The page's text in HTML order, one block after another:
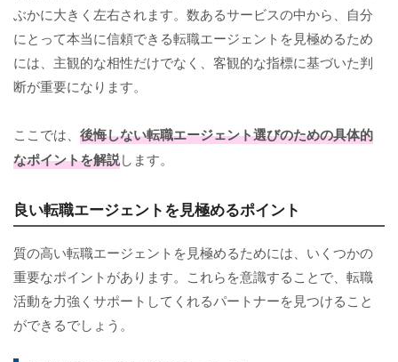
ぶかに大きく左右されます。数あるサービスの中から、自分
にとって本当に信頼できる転職エージェントを見極めるため
には、主観的な相性だけでなく、客観的な指標に基づいた判
断が重要になります。
ここでは、 後悔しない転職エージェント選びのための具体的
なポイントを解説します。
良い転職エージェントを見極めるポイント
質の高い転職エージェントを見極めるためには、いくつかの
重要なポイントがあります。これらを意識することで、転職
活動を力強くサポートしてくれるパートナーを見つけること
ができるでしょう。